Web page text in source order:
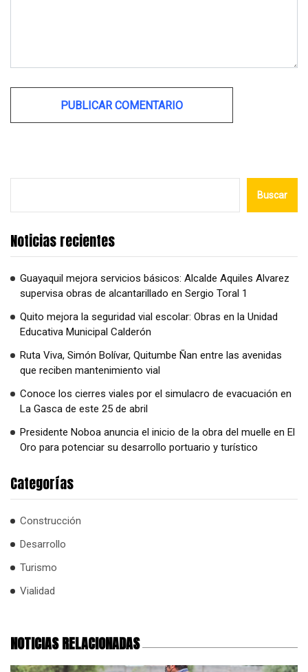
Buscar
Noticias recientes
Guayaquil mejora servicios básicos: Alcalde Aquiles Alvarez
supervisa obras de alcantarillado en Sergio Toral 1
Quito mejora la seguridad vial escolar: Obras en la Unidad
Educativa Municipal Calderón
Ruta Viva, Simón Bolívar, Quitumbe Ñan entre las avenidas
que reciben mantenimiento vial
Conoce los cierres viales por el simulacro de evacuación en
La Gasca de este 25 de abril
Presidente Noboa anuncia el inicio de la obra del muelle en El
Oro para potenciar su desarrollo portuario y turístico
Categorías
Construcción
Desarrollo
Turismo
Vialidad
NOTICIAS RELACIONADAS